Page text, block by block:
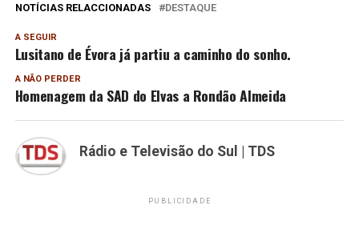
NOTÍCIAS RELACCIONADAS DESTAQUE
A SEGUIR
Lusitano de Évora já partiu a caminho do sonho.
A NÃO PERDER
Homenagem da SAD do Elvas a Rondão Almeida
Rádio e Televisão do Sul | TDS
PUBLICIDADE